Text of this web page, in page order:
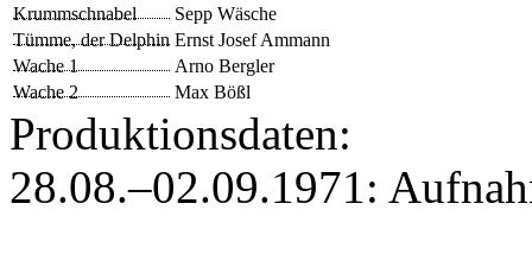
Krummschnabel
Sepp Wäsche
Tümme, der Delphin Ernst Josef Ammann
Wache 1
Arno Bergler
Wache 2
Max Bößl
Produktionsdaten:
28.08.–02.09.1971: